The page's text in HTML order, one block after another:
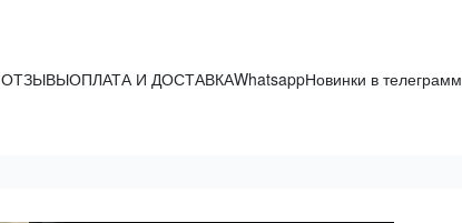
ОТЗЫВЫОПЛАТА И ДОСТАВКАWhatsappНовинки в телеграмм